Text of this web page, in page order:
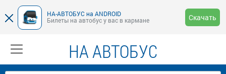
НА-АВТОБУС на ANDROID
Билеты на автобус у вас в кармане
Скачать
НА АВТОБУС